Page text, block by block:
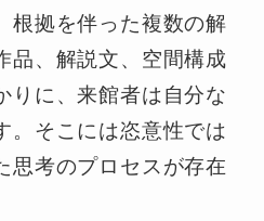
根拠を伴った複数の解
品、解説文、空間構成
りに、来館者は自分な
。そこには恣意性では
思考のプロセスが存在